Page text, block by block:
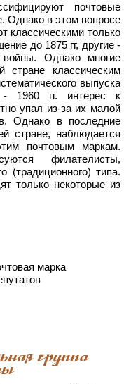
почтовые
Однако в этом вопросе
классическими только
до 1875 гг, другие -
Однако многие
классическим
выпуска
1960 гг. интерес к
упал из-за их малой
Однако в последние
стране, наблюдается
почтовым маркам.
филателисты,
(традиционного) типа.
только некоторые из
марка
группа